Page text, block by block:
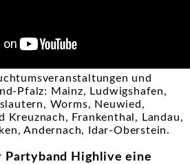
und
Pfalz: Mainz, Ludwigshafen,
Worms, Neuwied,
Kreuznach, Frankenthal, Landau,
Andernach, Idar-Oberstein.
Partyband Highlive eine